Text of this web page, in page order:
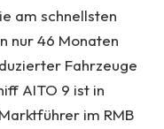
am schnellsten
nur 46 Monaten
Fahrzeuge
AITO 9 ist in
im RMB